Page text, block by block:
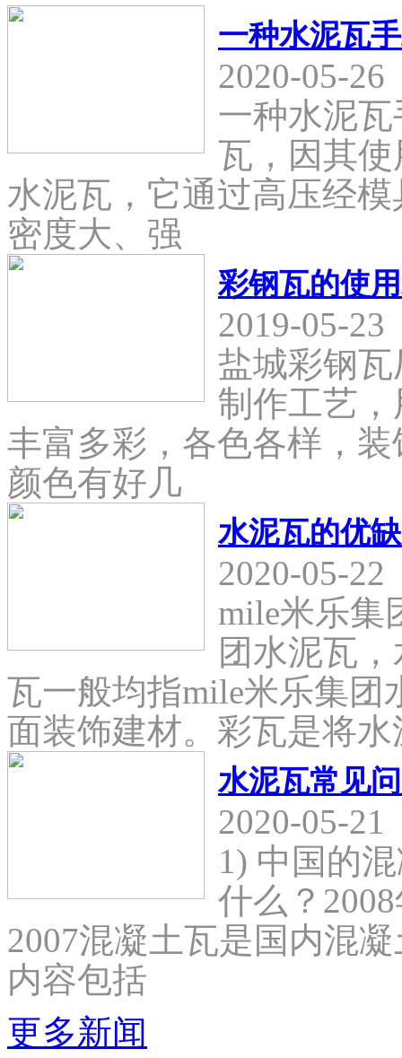
一种水泥瓦
2020-05-26
一种水泥
瓦，因其
水泥瓦，它通过高压经
密度大、强
彩钢瓦的使
2019-05-23
盐城彩钢
制作工艺
丰富多彩，各色各样，
颜色有好几
水泥瓦的优
2020-05-22
mile米乐集
团水泥瓦
瓦一般均指mile米乐集团
面装饰建材。彩瓦是将
水泥瓦常见
2020-05-21
1) 中国的
什么？
2007混凝土瓦是国内混
内容包括
更多新闻